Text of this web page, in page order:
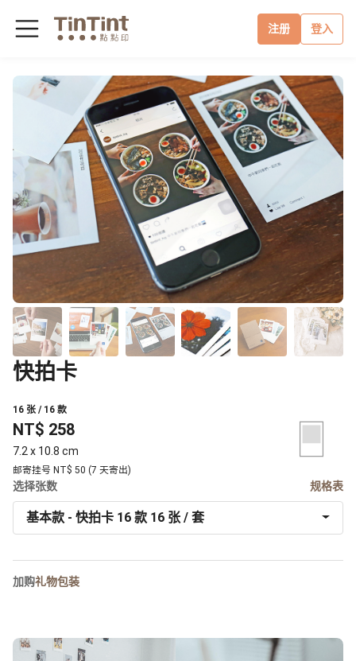
注册 登入
快拍卡
16 张 / 16 款
NT$ 258
7.2 x 10.8 cm
邮寄挂号 NT$ 50 (7 天寄出)
选择张数 规格表
基本款 - 快拍卡 16 款 16 张 / 套
加购礼物包装